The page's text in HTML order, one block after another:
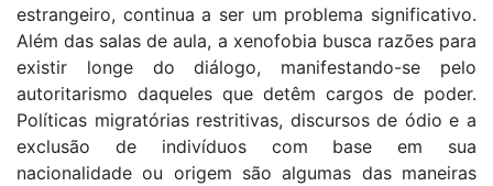
estrangeiro, continua a ser um problema significativo.
Além das salas de aula, a xenofobia busca razões para
existir longe do diálogo, manifestando-se pelo
autoritarismo daqueles que detêm cargos de poder.
Políticas migratórias restritivas, discursos de ódio e a
exclusão de indivíduos com base em sua
nacionalidade ou origem são algumas das maneiras